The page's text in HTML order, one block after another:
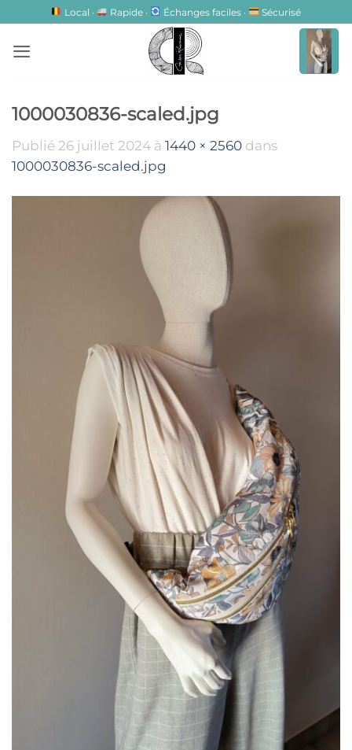
contenu
Local · Rapide · Échanges faciles · Sécurisé
1000030836-scaled.jpg
Publié 26 juillet 2024 à 1440 × 2560 dans
1000030836-scaled.jpg